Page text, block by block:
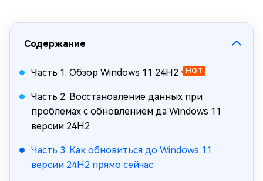
Содержание
Часть 1: Обзор Windows 11 24H2 HOT
Часть 2. Восстановление данных при
проблемах с обновлением да Windows 11
версии 24H2
Часть 3: Как обновиться до Windows 11
версии 24H2 прямо сейчас